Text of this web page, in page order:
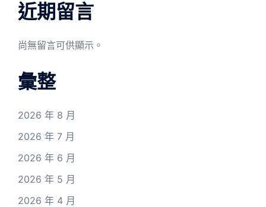
近期留言
尚無留言可供顯示。
彙整
2026 年 8 月
2026 年 7 月
2026 年 6 月
2026 年 5 月
2026 年 4 月